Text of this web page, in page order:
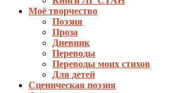
Моё творчество
Поэзия
Проза
Дневник
Переводы
Переводы моих стихов
Для детей
Сценическая поэзия